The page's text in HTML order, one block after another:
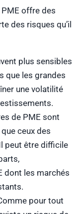
PME offre des
des risques qu’il
plus sensibles
que les grandes
une volatilité
de PME sont
ceux des
peut être difficile
dont les marchés
pour tout